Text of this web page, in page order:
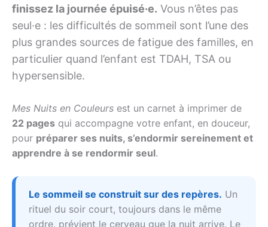
finissez la journée épuisé·e. Vous n’êtes pas
seul·e : les difficultés de sommeil sont l’une des
plus grandes sources de fatigue des familles, en
particulier quand l’enfant est TDAH, TSA ou
hypersensible.
Mes Nuits en Couleurs est un carnet à imprimer de
22 pages qui accompagne votre enfant, en douceur,
pour préparer ses nuits, s’endormir sereinement et
apprendre à se rendormir seul.
Le sommeil se construit sur des repères. Un
rituel du soir court, toujours dans le même
ordre, prévient le cerveau que la nuit arrive. Le